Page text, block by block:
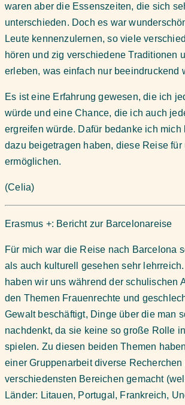
waren aber die Essenszeiten, die sich
unterschieden. Doch es war
Leute kennenzulernen, so viele
hören und zig verschiedene Traditionen
erleben, was einfach nur beeindruckend
Es ist eine Erfahrung gewesen, die ich
würde und eine Chance, die ich auch
ergreifen würde. Dafür bedanke ich mich
dazu beigetragen haben, diese Reise für
ermöglichen.
(Celia)
Erasmus +: Bericht zur Barcelonareise
Für mich war die Reise nach Barcelona
als auch kulturell gesehen sehr
haben wir uns während der schulischen
den Themen Frauenrechte und
Gewalt beschäftigt, Dinge über die man
nachdenkt, da sie keine so große Rolle
spielen. Zu diesen beiden Themen
einer Gruppenarbeit diverse Recherchen
verschiedensten Bereichen gemacht
Länder: Litauen, Portugal, Frankreich,